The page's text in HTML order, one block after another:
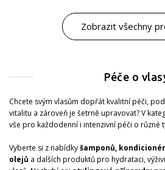
Zobrazit všechny
Péče o
Chcete svým vlasům dopřát kvalitní péči,
vitalitu a zároveň je šetrně upravovat? V
vše pro každodenní i intenzivní péči o různé
Vyberte si z nabídkyšamponů,
olejů a dalších produktů pro hydrataci,